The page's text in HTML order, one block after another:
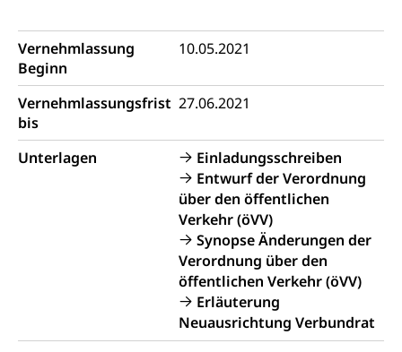
Vernehmlassung
Beginn
10.05.2021
Vernehmlassungsfrist
bis
27.06.2021
Unterlagen
Einladungsschreiben
Entwurf der Verordnung
über den öffentlichen
Verkehr (öVV)
Synopse Änderungen der
Verordnung über den
öffentlichen Verkehr (öVV)
Erläuterung
Neuausrichtung Verbundrat
Frühe Sprachförderung
Frühe Förderung
Konsumentenschutz
Konsumentenrechte, Produktsicherheit,
Preisüberwachung, Preisüberwacher,
Konsumentenorganisation, parallele Einfuhr,
regionale Erschöpfung, nationale Erschöpfung,
internationale Erschöpfung, Preisabsprache, Kartell,
Cassis-deDijon-Prinzip
Lebensmittelkontrolle und
Verbraucherschutz
Krankenversicherung
Unfallversicherung, Berufsunfallversicherung,
Krankheit, Unfall, Prämienverbilligung,
Krankenversicherung (WAS Luzern)
Prämienverbilligung (WAS Luzern)
Lebensmittelsicherheit
sichere Lebensmittel, Lebensmittelkontrolle,